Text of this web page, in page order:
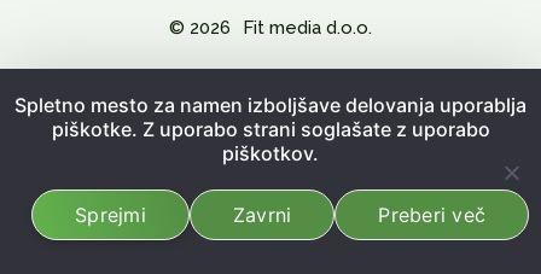
© 2026 Fit media d.o.o.
Splošni pogoji poslovanja
Izdelava spletne strani: Emigma
Spletno mesto za namen izboljšave delovanja uporablja
piškotke. Z uporabo strani soglašate z uporabo
piškotkov.
Sprejmi Zavrni Preberi več